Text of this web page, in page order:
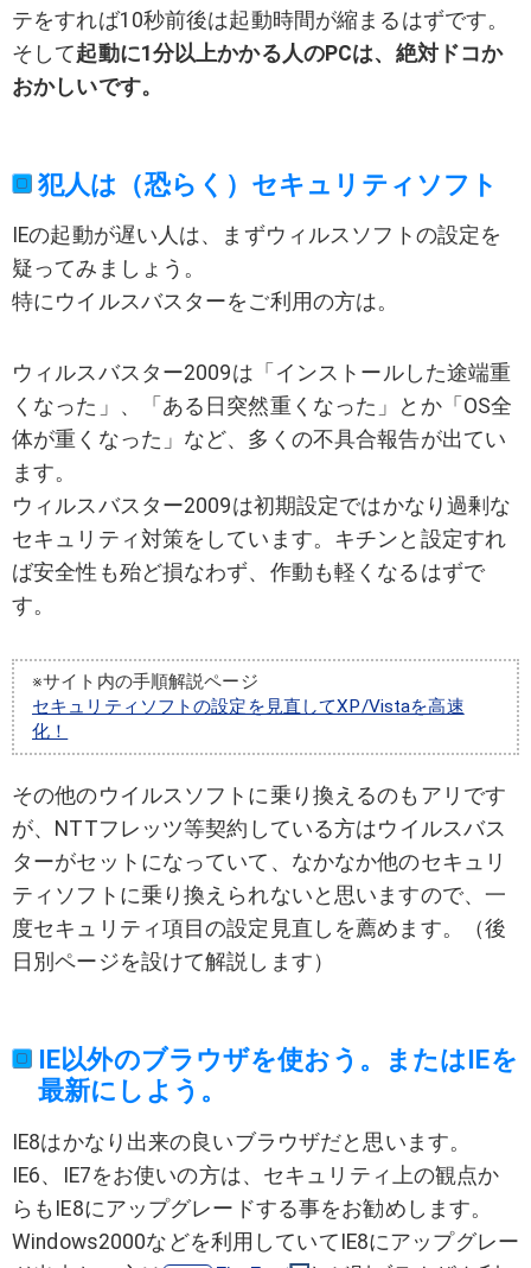
テをすれば10秒前後は起動時間が縮まるはずです。
そして起動に1分以上かかる人のPCは、絶対ドコか
おかしいです。
犯人は（恐らく）セキュリティソフト
IEの起動が遅い人は、まずウィルスソフトの設定を
疑ってみましょう。
特にウイルスバスターをご利用の方は。
ウィルスバスター2009は「インストールした途端重
くなった」、「ある日突然重くなった」とか「OS全
体が重くなった」など、多くの不具合報告が出てい
ます。
ウィルスバスター2009は初期設定ではかなり過剰な
セキュリティ対策をしています。キチンと設定すれ
ば安全性も殆ど損なわず、作動も軽くなるはずで
す。
※サイト内の手順解説ページ
セキュリティソフトの設定を見直してXP/Vistaを高速
化！
その他のウイルスソフトに乗り換えるのもアリです
が、NTTフレッツ等契約している方はウイルスバス
ターがセットになっていて、なかなか他のセキュリ
ティソフトに乗り換えられないと思いますので、一
度セキュリティ項目の設定見直しを薦めます。（後
日別ページを設けて解説します）
IE以外のブラウザを使おう。またはIEを
最新にしよう。
IE8はかなり出来の良いブラウザだと思います。
IE6、IE7をお使いの方は、セキュリティ上の観点か
らもIE8にアップグレードする事をお勧めします。
Windows2000などを利用していてIE8にアップグレー